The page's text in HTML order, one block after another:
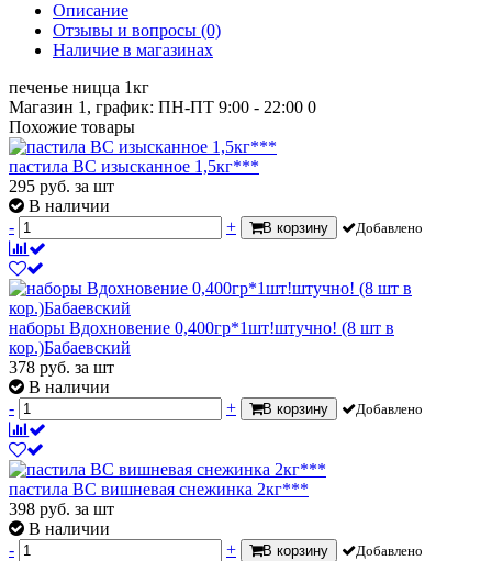
Описание
Отзывы и вопросы (0)
Наличие в магазинах
печенье ницца 1кг
Магазин 1, график: ПН-ПТ 9:00 - 22:00 0
Похожие товары
пастила ВС изысканное 1,5кг***
295 руб. за шт
В наличии
-
+ В корзину Добавлено
наборы Вдохновение 0,400гр*1шт!штучно! (8 шт в
кор.)Бабаевский
378 руб. за шт
В наличии
-
+ В корзину Добавлено
пастила ВС вишневая снежинка 2кг***
398 руб. за шт
В наличии
-
+ В корзину Добавлено